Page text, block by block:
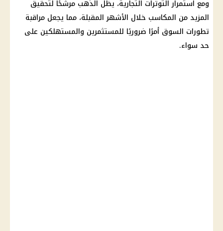
ومع استمرار التوترات التجارية، يظل الذهب مرشحًا لتحقيق
المزيد من المكاسب خلال الأشهر المقبلة، مما يجعل مراقبة
تطورات السوق أمرًا ضروريًا للمستثمرين والمستهلكين على
حد سواء.